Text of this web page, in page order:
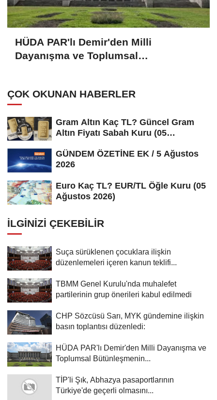
HÜDA PAR'lı Demir'den Milli
Dayanışma ve Toplumsal
ÇOK OKUNAN HABERLER
Gram Altın Kaç TL? Güncel Gram
Altın Fiyatı Sabah Kuru (05
GÜNDEM ÖZETİNE EK / 5 Ağustos
2026
Euro Kaç TL? EUR/TL Öğle Kuru (05
Ağustos 2026)
İLGINIZI ÇEKEBILIR
Suça sürüklenen çocuklara ilişkin
düzenlemeleri içeren kanun teklifi...
TBMM Genel Kurulu'nda muhalefet
partilerinin grup önerileri kabul edilmedi
CHP Sözcüsü Sarı, MYK gündemine ilişkin
basın toplantısı düzenledi:
HÜDA PAR'lı Demir'den Milli Dayanışma ve
Toplumsal Bütünleşmenin...
TİP'li Şık, Abhazya pasaportlarının
Türkiye'de geçerli olmasını...